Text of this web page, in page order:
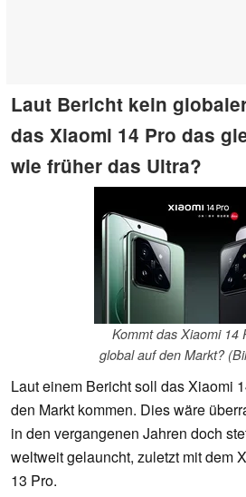
Laut Bericht kein
das Xiaomi 14 Pro das
wie früher das Ultra?
Kommt das Xiaomi 14
global auf den Markt?
Laut einem Bericht soll das Xiaomi
den Markt kommen. Dies wäre
in den vergangenen Jahren doch
weltweit gelauncht, zuletzt mit dem
13 Pro.